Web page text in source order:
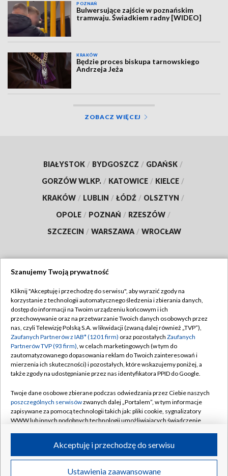
POZNAŃ
Bulwersujące zajście w poznańskim
tramwaju. Świadkiem radny [WIDEO]
KRAKÓW
Będzie proces biskupa tarnowskiego
Andrzeja Jeża
ZOBACZ WIĘCEJ
BIAŁYSTOK / BYDGOSZCZ / GDAŃSK /
GORZÓW WLKP. / KATOWICE / KIELCE /
KRAKÓW / LUBLIN / ŁÓDŹ / OLSZTYN /
OPOLE / POZNAŃ / RZESZÓW /
SZCZECIN / WARSZAWA / WROCŁAW
TVP
Abonament TVP
Emisja w TVP
Centrum informacji TVP
Naziemna Telewizja Cyfrowa
Rada Programowa
System NOS
Informacje o nadawcy
Program dla prasy
Regulamin TVP
Polityka prywatności
Moje zgody
Pomoc
Kontakt
Kanały
©2026 Telewizja Polska S.A. w likwidacji
Szanujemy Twoją prywatność
Kliknij "Akceptuję i przechodzę do serwisu", aby wyrazić zgody na
korzystanie z technologii automatycznego śledzenia i zbierania danych,
dostęp do informacji na Twoim urządzeniu końcowym i ich
przechowywanie oraz na przetwarzanie Twoich danych osobowych przez
nas, czyli Telewizję Polską S.A. w likwidacji (zwaną dalej również „TVP”),
Zaufanych Partnerów z IAB* (1201 firm) oraz pozostałych Zaufanych
Partnerów TVP (93 firm), w celach marketingowych (w tym do
zautomatyzowanego dopasowania reklam do Twoich zainteresowań i
mierzenia ich skuteczności) i pozostałych, które wskazujemy poniżej, a
także zgody na udostępnianie przez nas identyfikatora PPID do Google.
Twoje dane osobowe zbierane podczas odwiedzania przez Ciebie naszych
poszczególnych serwisówzwanych dalej „Portalem”, w tym informacje
zapisywane za pomocą technologii takich jak: pliki cookie, sygnalizatory
WWW lub innych podobnych technologii umożliwiających świadczenie
ruchu w Internecie.
Twoje dane osobowe zbierane podczas odwiedzania przez Ciebie
Ustawienia zaawansowane
Akceptuję i przechodzę do serwisu